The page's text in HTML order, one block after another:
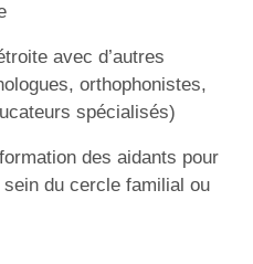
avec d’autres
orthophonistes,
spécialisés)
des aidants pour
du cercle familial ou